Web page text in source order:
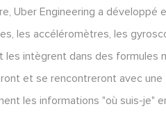
Uber Engineering a
les accéléromètres, les
intègrent dans des formules
et se rencontreront avec
les informations "où suis-je"